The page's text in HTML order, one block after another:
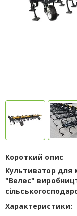
Короткий опис
Культиватор для
"Велес"
Характеристики: